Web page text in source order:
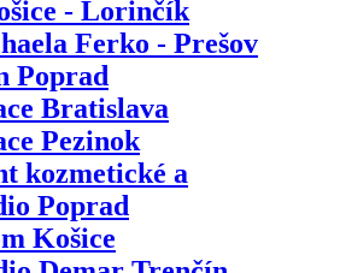
- Lorinčík
Ferko - Prešov
Poprad
Bratislava
Pezinok
kozmetické a
Poprad
Košice